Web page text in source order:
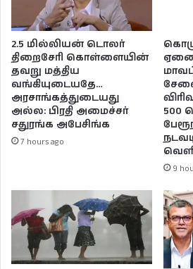
2.5 மில்லியன் டொலர்
திறைசேரி கொள்ளையின்
தவறு மத்திய
வங்கியுடையதே…
அரசாங்கத்துடையது
அல்ல: பிரதி அமைச்சர்
சதுரங்க அபேசிங்க
7 hours ago
500
9